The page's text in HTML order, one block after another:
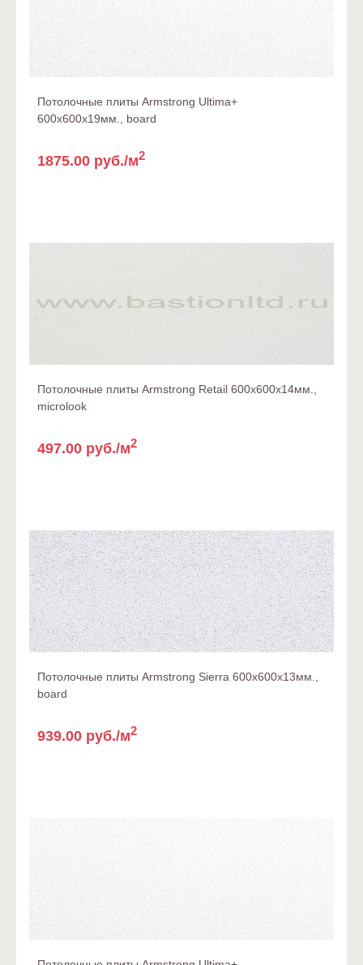
Потолочные плиты Armstrong Ultima+
600x600x19мм., board
1875.00 руб./м2
Потолочные плиты Armstrong Retail 600x600x14мм.,
microlook
497.00 руб./м2
Потолочные плиты Armstrong Sierra 600x600x13мм.,
board
939.00 руб./м2